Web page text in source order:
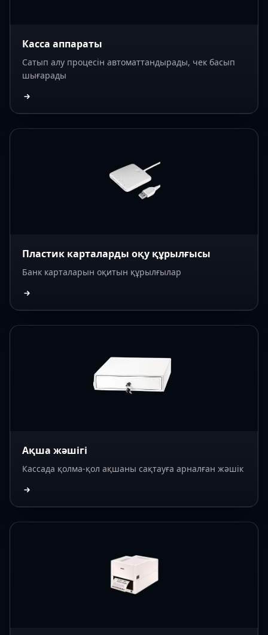
Касса аппараты
Сатып алу процесін автоматтандырады, чек басып
шығарады
Пластик карталарды оқу құрылғысы
Банк карталарын оқитын құрылғылар
Ақша жәшігі
Кассада қолма-қол ақшаны сақтауға арналған жәшік